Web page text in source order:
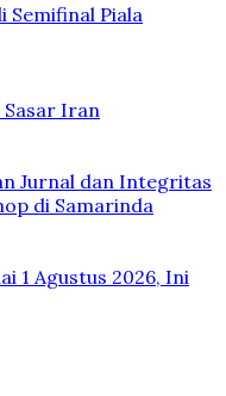
Semifinal Piala
Sasar Iran
Jurnal dan Integritas
di Samarinda
1 Agustus 2026, Ini